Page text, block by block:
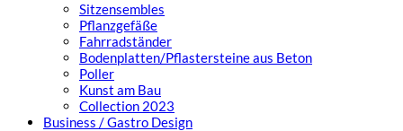
Sitzensembles
Pflanzgefäße
Fahrradständer
Bodenplatten/Pflastersteine aus Beton
Poller
Kunst am Bau
Collection 2023
Business / Gastro Design